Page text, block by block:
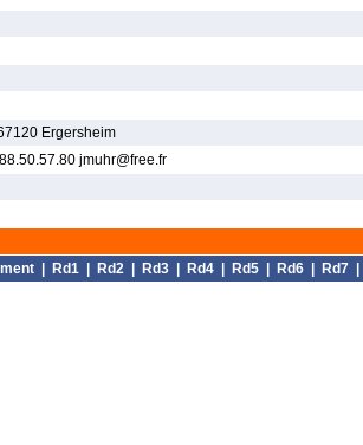
Ergersheim
jmuhr@free.fr
| Rd1| Rd2| Rd3| Rd4| Rd5| Rd6| Rd7|